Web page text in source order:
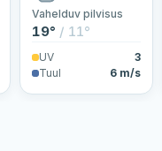
Vahelduv pilvisus
19° / 11°
UV
3
Tuul
6 m/s